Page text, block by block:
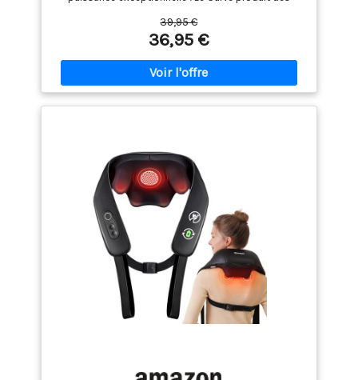
cadeau idéal pour soulager les douleurs musculaires
du cou, des épaules, des mains et des pieds. Il est
également idéal pour soulager les céphalées de
tension et favoriser la récupération après un
entraînement ! Livré avec un sac de transport
pratique. Ce modèle mis à jour est désormais doté
cuisson exceptionnels. Les commandes sont très
faciles à utiliser. Vous pouvez choisir facilement un
nombre incroyable de vitesses et de modes de
cuisson. Une seule charge permet une autonomie
allant jusqu'à 3 heures. Le cou flexible et sensible à la
pression est idéal pour masser vos articulations et
vos muscles. Une expérience apaisante pour
hommes et femmes. La poignée extra longue de ce
modèle offre une portée supplémentaire sur votre
dos, vos jambes et vos pieds. Attention : non
étanche
39,95 €
36,95 €